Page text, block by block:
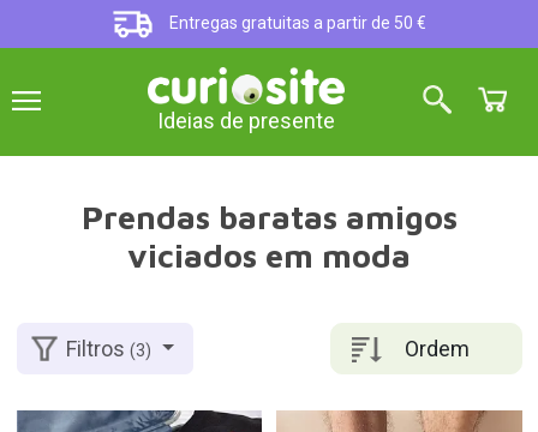
Entregas gratuitas a partir de 50 €
Ideias de presente
Prendas baratas amigos
viciados em moda
Ordem
Filtros(3)